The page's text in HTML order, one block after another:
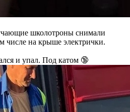
школотроны снимали
числе на крыше электрички.
и упал. Под катом 🔞